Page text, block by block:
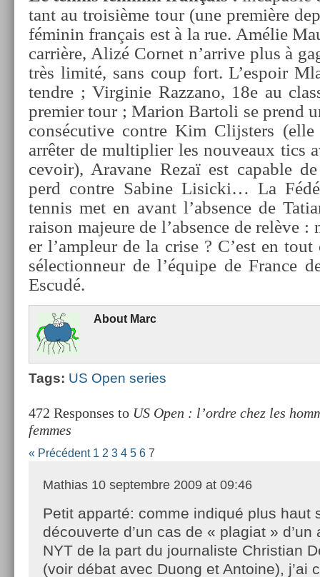
tant au troisiè­me tour (une première
féminin français est à la rue. Amélie
carrière, Alizé Cor­net n’ar­rive plus à
très limité, sans coup fort. L’es­poir
tendre ; Vir­ginie Raz­zano, 18e au
pre­mi­er tour ; Mar­ion Bar­toli se prend
con­sécutive con­tre Kim Clijst­ers (elle
arrêter de multi­pli­er les nouveaux tics
cevoir), Aravane Rezaï est cap­able
perd con­tre Sabine Li­sic­ki… La
ten­nis met en avant l’abs­ence de
raison majeure de l’abs­ence de relève
er l’ampleur de la crise ? C’est en tout
sélec­tion­neur de l’équipe de Fran­ce
Escudé.
About Marc
Tags: US Open se­ries
472 Responses to US Open : l’ordre chez les
femmes
« Précédent 1 2 3 4 5 6 7
Mathias 10 septembre 2009 at 09:46
Petit apparté: comme indiqué plus haut
découverte d’un cas de « plagiat » d’un
NYT de la part du journaliste Christian
(voir débat avec Duong et Antoine), j’ai